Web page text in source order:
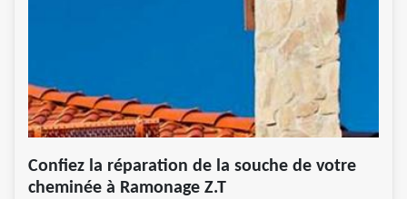
Confiez la réparation de la souche de votre
cheminée à Ramonage Z.T